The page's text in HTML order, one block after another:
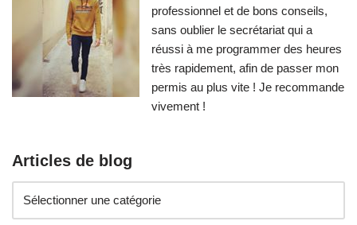
professionnel et de bons conseils,
sans oublier le secrétariat qui a
réussi à me programmer des heures
très rapidement, afin de passer mon
permis au plus vite ! Je recommande
vivement !
Articles de blog